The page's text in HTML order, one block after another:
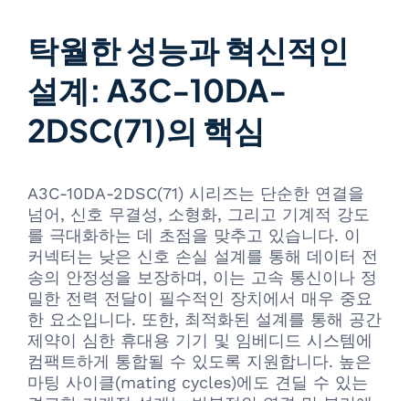
탁월한 성능과 혁신적인
설계: A3C-10DA-
2DSC(71)의 핵심
A3C-10DA-2DSC(71) 시리즈는 단순한 연결을
넘어, 신호 무결성, 소형화, 그리고 기계적 강도
를 극대화하는 데 초점을 맞추고 있습니다. 이
커넥터는 낮은 신호 손실 설계를 통해 데이터 전
송의 안정성을 보장하며, 이는 고속 통신이나 정
밀한 전력 전달이 필수적인 장치에서 매우 중요
한 요소입니다. 또한, 최적화된 설계를 통해 공간
제약이 심한 휴대용 기기 및 임베디드 시스템에
컴팩트하게 통합될 수 있도록 지원합니다. 높은
마팅 사이클(mating cycles)에도 견딜 수 있는